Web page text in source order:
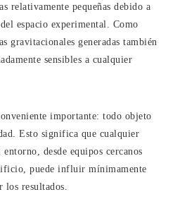
relativamente pequeñas debido a
espacio experimental. Como
gravitacionales generadas también
sensibles a cualquier
importante: todo objeto
Esto significa que cualquier
desde equipos cercanos
puede influir mínimamente
resultados.